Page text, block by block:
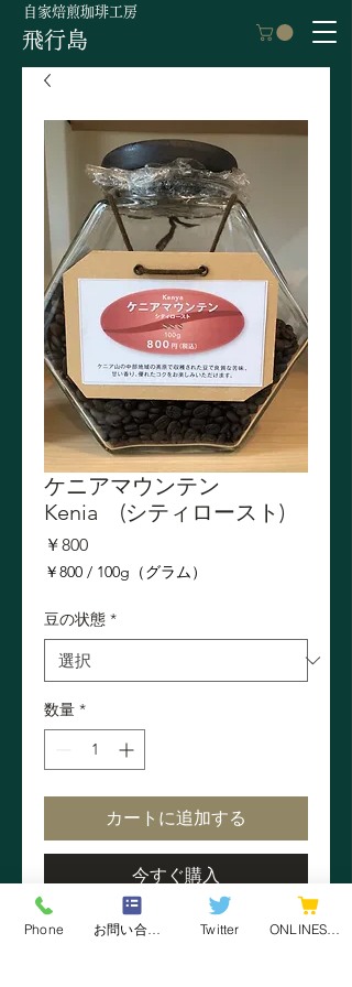
自家焙煎珈琲工房
飛行島
ケニアマウンテン
Kenia (シティロースト)
￥800価
格
￥800 / 100g（グラム）
ご
と
に
￥800
豆の状態 *
数量 *
カートに追加する
今すぐ購入
ケニア山の中部地域の高原で収穫さ
Phone お問い合わせフォーム Twitter